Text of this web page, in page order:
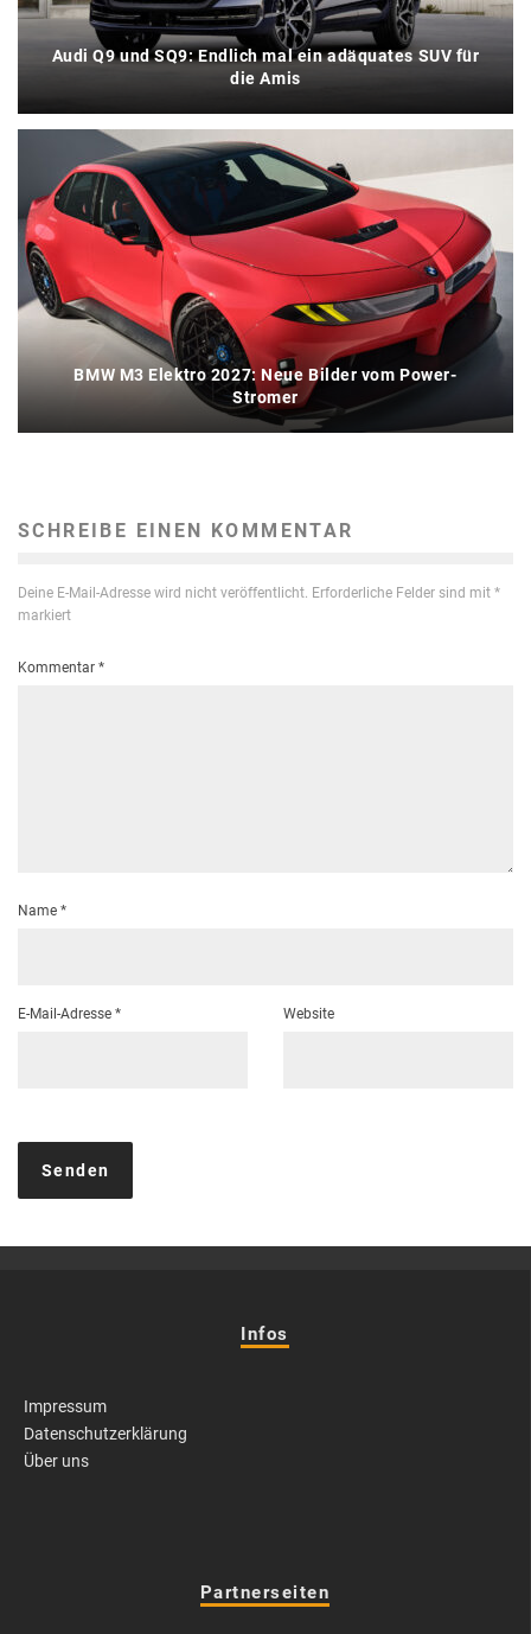
Audi Q9 und SQ9: Endlich mal ein adäquates SUV für
die Amis
BMW M3 Elektro 2027: Neue Bilder vom Power-
Stromer
SCHREIBE EINEN KOMMENTAR
Deine E-Mail-Adresse wird nicht veröffentlicht. Erforderliche Felder sind mit *
markiert
Kommentar *
Name *
E-Mail-Adresse * Website
Infos
Impressum
Datenschutzerklärung
Über uns
Partnerseiten